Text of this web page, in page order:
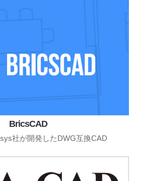
BricsCAD
社が開発したDWG互換CAD